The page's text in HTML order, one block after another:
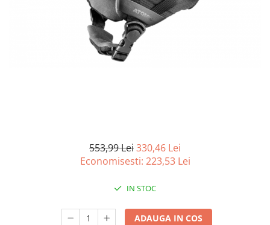
Mobila gradina & terasa
Mobila Living & Dining
Utilaje si materiale de constructii
553,99 Lei330,46 Lei
Economisesti: 223,53 Lei
IN STOC
ADAUGA IN COS